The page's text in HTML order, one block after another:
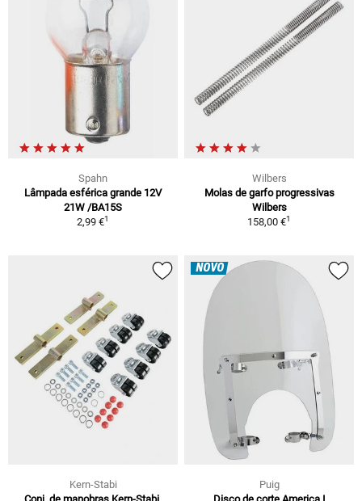
Spahn
Lâmpada esférica grande 12V
21W /BA15S
2,99 €1
Wilbers
Molas de garfo progressivas
Wilbers
158,00 €1
Kern-Stabi
NOVO
Puig